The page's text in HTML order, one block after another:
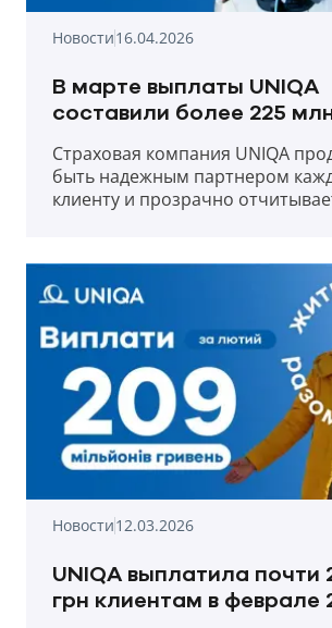
Новости16.04.2026
В марте выплаты UNIQA
составили более 225
Страховая компания UNIQA
быть надежным партнером
клиенту и прозрачно
Новости12.03.2026
UNIQA выплатила почти
грн клиентам в феврале